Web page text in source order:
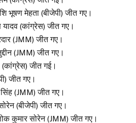
भूषण मेहता (बीजेपी) जीत गए।
यादव (कांग्रेस) जीत गए।
(JMM) जीत गए।
(JMM) जीत गए।
(कांग्रेस) जीत गई।
जीत गए।
(JMM) जीत गए।
(बीजेपी) जीत गए।
कुमार सोरेन (JMM) जीत गए।